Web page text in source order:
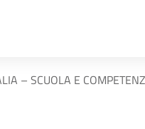
– SCUOLA E